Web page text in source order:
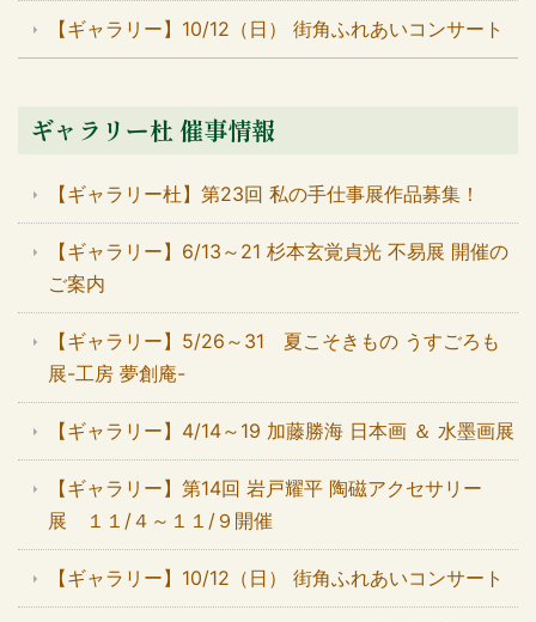
【ギャラリー】10/12（日） 街角ふれあいコンサート
ギャラリー杜 催事情報
【ギャラリー杜】第23回 私の手仕事展作品募集！
【ギャラリー】6/13～21 杉本玄覚貞光 不易展 開催の
ご案内
【ギャラリー】5/26～31 夏こそきもの うすごろも
展-工房 夢創庵-
【ギャラリー】4/14～19 加藤勝海 日本画 ＆ 水墨画展
【ギャラリー】第14回 岩戸耀平 陶磁アクセサリー
展 １１/４～１１/９開催
【ギャラリー】10/12（日） 街角ふれあいコンサート